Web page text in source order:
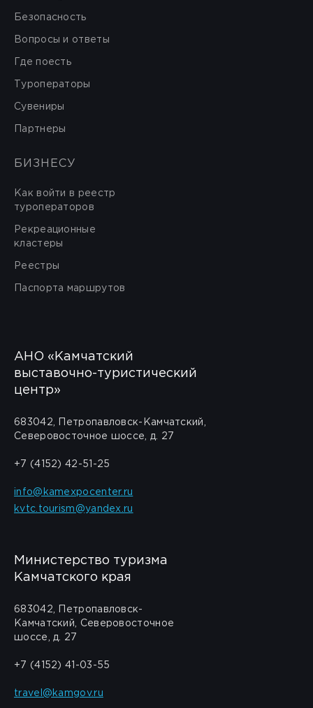
Безопасность
Вопросы и ответы
Где поесть
Туроператоры
Сувениры
Партнеры
БИЗНЕСУ
Как войти в реестр
туроператоров
Рекреационные
кластеры
Реестры
Паспорта маршрутов
АНО «Камчатский
выставочно-туристический
центр»
683042, Петропавловск-Камчатский,
Северовосточное шоссе, д. 27
+7 (4152) 42-51-25
info@kamexpocenter.ru
kvtc.tourism@yandex.ru
Министерство туризма
Камчатского края
683042, Петропавловск-
Камчатский, Северовосточное
шоссе, д. 27
+7 (4152) 41-03-55
travel@kamgov.ru